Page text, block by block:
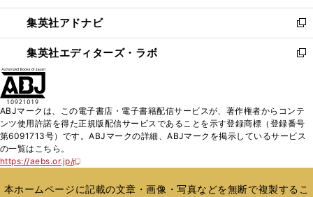
開
く
ウ
で
開
く
ン
ド
ウ
で
ウ
ィ
ン
ド
く
集英社アドナビ
新
し
い
ド
ウ
で
集英社エディターズ・ラボ
新
ィ
ン
ド
開
ABJマークは、この電子書店・電子書籍配信サービスが、著作権者からコンテ
ンツ使用許諾を得た正規版配信サービスであることを示す登録商標（登録番号
第6091713号）です。ABJマークの詳細、ABJマークを掲示しているサービス
の一覧はこちら。
https://aebs.or.jp/
新
い
本ホームページに記載の文章・画像・写真などを無断で複製するこ